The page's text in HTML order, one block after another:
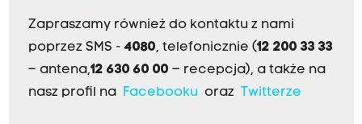
Zapraszamy również do kontaktu z nami
poprzez SMS - 4080, telefonicznie (12 200 33 33
– antena,12 630 60 00 – recepcja), a także na
nasz profil na Facebookuoraz Twitterze